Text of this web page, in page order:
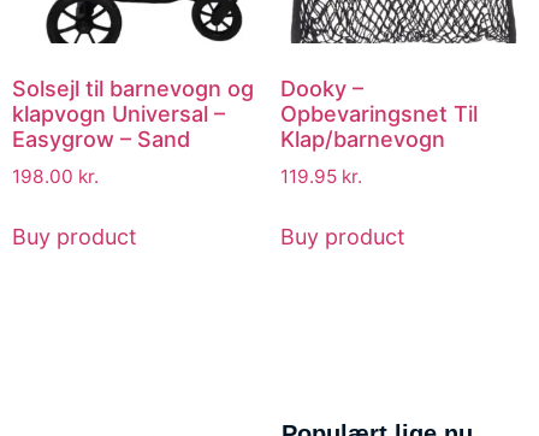
Solsejl til barnevogn og
klapvogn Universal –
Easygrow – Sand
198.00 kr.
Buy product
Dooky –
Opbevaringsnet Til
Klap/barnevogn
119.95 kr.
Buy product